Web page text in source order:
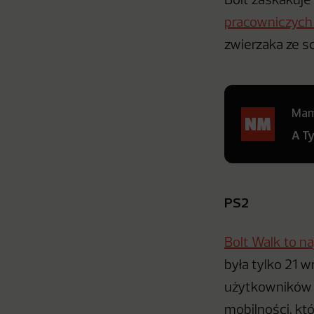
zwierzaka ze
A
PS2
Bolt Walk to
była tylko 21
użytkowników
mobilności,